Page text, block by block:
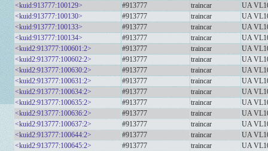
<kuid:913777:100129>
#913777 traincar
UA
<kuid:913777:100130>
#913777 traincar
UA
<kuid:913777:100133>
#913777 traincar
UA
<kuid:913777:100134>
#913777 traincar
UA
<kuid2:913777:100601:2>
#913777 traincar
UA
<kuid2:913777:100602:2>
#913777 traincar
UA
<kuid2:913777:100630:2>
#913777 traincar
UA
<kuid2:913777:100631:2>
#913777 traincar
UA
<kuid2:913777:100634:2>
#913777 traincar
UA
<kuid2:913777:100635:2>
#913777 traincar
UA
<kuid2:913777:100636:2>
#913777 traincar
UA
<kuid2:913777:100637:2>
#913777 traincar
UA
<kuid2:913777:100644:2>
#913777 traincar
UA
<kuid2:913777:100645:2>
#913777 traincar
UA